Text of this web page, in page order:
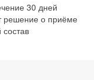
30 дней
решение о приёме